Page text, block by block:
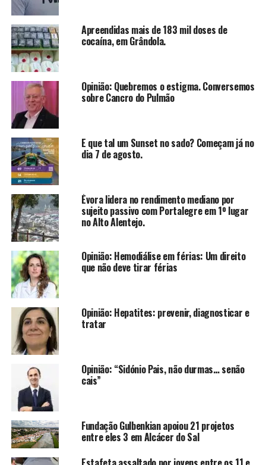
Apreendidas mais de 183 mil doses de
cocaína, em Grândola.
Opinião: Quebremos o estigma. Conversemos
sobre Cancro do Pulmão
E que tal um Sunset no sado? Começam já no
dia 7 de agosto.
Évora lidera no rendimento mediano por
sujeito passivo com Portalegre em 1º lugar
no Alto Alentejo.
Opinião: Hemodiálise em férias: Um direito
que não deve tirar férias
Opinião: Hepatites: prevenir, diagnosticar e
tratar
Opinião: “Sidónio Pais, não durmas… senão
cais”
Fundação Gulbenkian apoiou 21 projetos
entre eles 3 em Alcácer do Sal